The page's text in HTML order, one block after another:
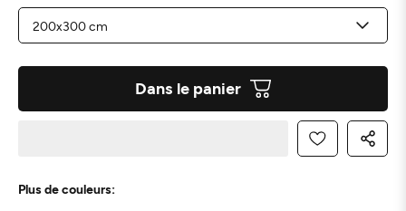
Dans le panier
Plus de couleurs: